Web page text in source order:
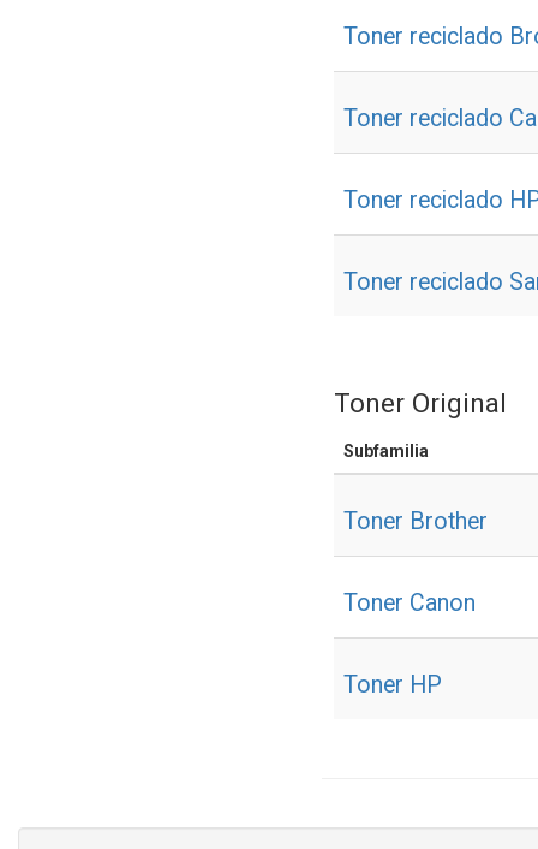
Toner reciclado
Toner reciclado
Toner reciclado
Toner reciclado
Toner Original
Subfamilia
Toner Brother
Toner Canon
Toner HP